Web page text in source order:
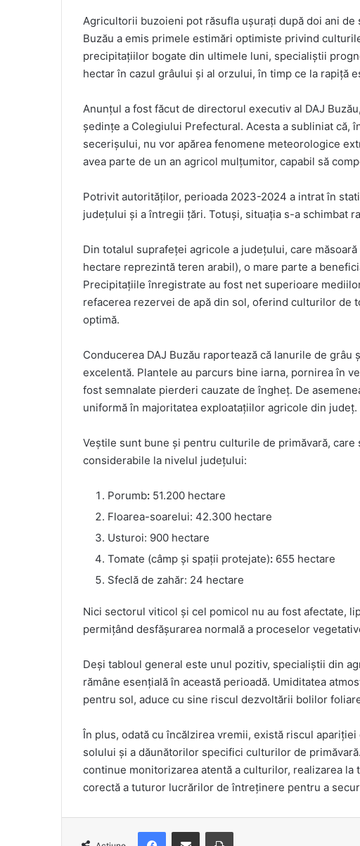
Agricultorii buzoieni pot răsufla ușurați după doi ani
Buzău a emis primele estimări optimiste privind
precipitațiilor bogate din ultimele luni, specialiștii
hectar în cazul grâului și al orzului, în timp ce la rapiță
Anunțul a fost făcut de directorul executiv al DAJ
ședințe a Colegiului Prefectural. Acesta a subliniat că,
secerișului, nu vor apărea fenomene meteorologice
avea parte de un an agricol mulțumitor, capabil să
Potrivit autorităților, perioada 2023-2024 a intrat în
județului și a întregii țări. Totuși, situația s-a schimbat
Din totalul suprafeței agricole a județului, care
hectare reprezintă teren arabil), o mare parte a
Precipitațiile înregistrate au fost net superioare
refacerea rezervei de apă din sol, oferind culturilor de
optimă.
Conducerea DAJ Buzău raportează că lanurile de
excelentă. Plantele au parcurs bine iarna, pornirea în
fost semnalate pierderi cauzate de îngheț. De
uniformă în majoritatea exploatațiilor agricole din județ.
Veștile sunt bune și pentru culturile de primăvară,
considerabile la nivelul județului:
Porumb: 51.200 hectare
Floarea-soarelui: 42.300 hectare
Usturoi: 900 hectare
Tomate (câmp și spații protejate): 655 hectare
Sfeclă de zahăr: 24 hectare
Nici sectorul viticol și cel pomicol nu au fost afectate,
permițând desfășurarea normală a proceselor
Deși tabloul general este unul pozitiv, specialiștii din
rămâne esențială în această perioadă. Umiditatea
pentru sol, aduce cu sine riscul dezvoltării bolilor
În plus, odată cu încălzirea vremii, există riscul
solului și a dăunătorilor specifici culturilor de
continue monitorizarea atentă a culturilor, realizarea
corectă a tuturor lucrărilor de întreținere pentru a
FacebookDistribuie prin e-mail Imprimare